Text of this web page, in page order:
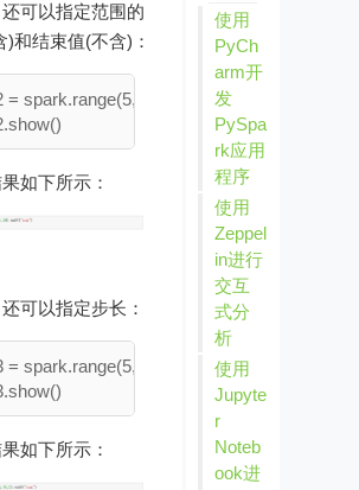
可以指定范围的
)和结束值(不含)：
= spark.range(5,10).toDF("num")
如下所示：
可以指定步长：
= spark.range(5,15,2).toDF("num")
如下所示：
使用
PyCh
arm开
发
PySpa
rk应用
程序
使用
Zeppel
in进行
交互
式分
析
使用
Jupyte
r
Noteb
ook进